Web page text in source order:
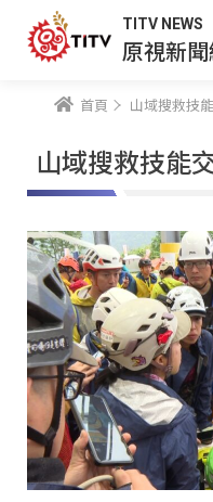
TITV NEWS
原視新
首頁 山域搜救技
山域搜救技能